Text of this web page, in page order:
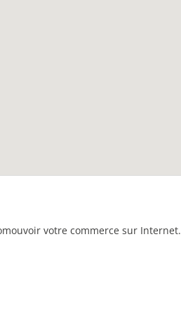
votre commerce sur Internet.